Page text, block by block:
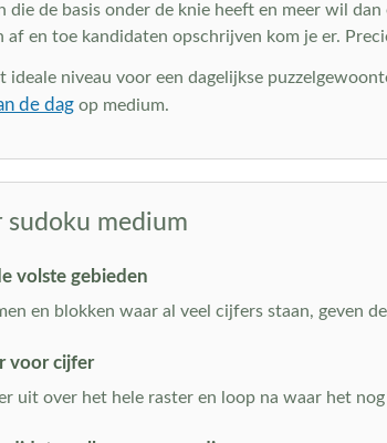
die de basis onder de knie heeft en meer wil
af en toe kandidaten opschrijven kom je er.
ideale niveau voor een dagelijkse
de dagop medium.
sudoku medium
volste gebieden
en blokken waar al veel cijfers staan, geven
voor cijfer
uit over het hele raster en loop na waar het